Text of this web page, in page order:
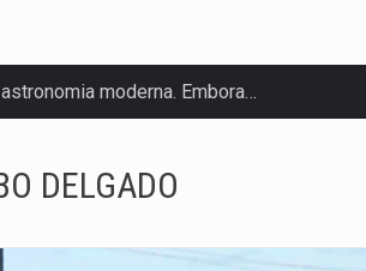
moderna. Embora…
Faixa de…
de Sam…
DELGADO